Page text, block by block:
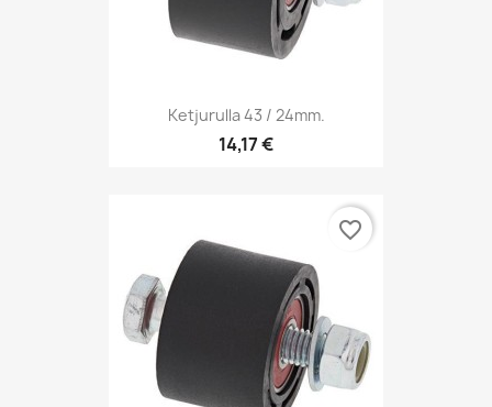
Ketjurulla 43 / 24mm.
14,17 €
favorite_border